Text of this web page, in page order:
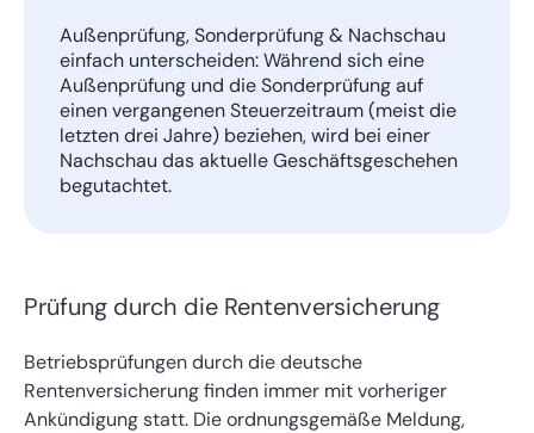
Außenprüfung, Sonderprüfung & Nachschau
einfach unterscheiden: Während sich eine
Außenprüfung und die Sonderprüfung auf
einen vergangenen Steuerzeitraum (meist die
letzten drei Jahre) beziehen, wird bei einer
Nachschau das aktuelle Geschäftsgeschehen
begutachtet.
Prüfung durch die Rentenversicherung
Betriebsprüfungen durch die deutsche
Rentenversicherung finden immer mit vorheriger
Ankündigung statt. Die ordnungsgemäße Meldung,